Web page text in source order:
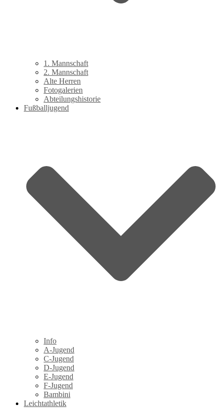
1. Mannschaft
2. Mannschaft
Alte Herren
Fotogalerien
Abteilungshistorie
Fußballjugend
Info
A-Jugend
C-Jugend
D-Jugend
E-Jugend
F-Jugend
Bambini
Leichtathletik